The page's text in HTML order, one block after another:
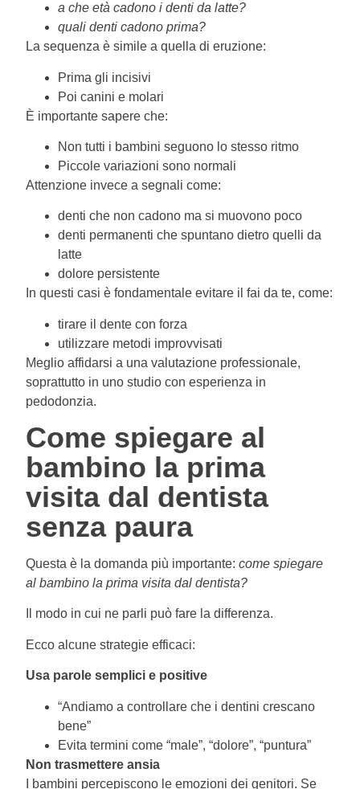
a che età cadono i denti da latte?
quali denti cadono prima?
La sequenza è simile a quella di eruzione:
Prima gli incisivi
Poi canini e molari
È importante sapere che:
Non tutti i bambini seguono lo stesso ritmo
Piccole variazioni sono normali
Attenzione invece a segnali come:
denti che non cadono ma si muovono poco
denti permanenti che spuntano dietro quelli da
latte
dolore persistente
In questi casi è fondamentale evitare il fai da te, come:
tirare il dente con forza
utilizzare metodi improvvisati
Meglio affidarsi a una valutazione professionale,
soprattutto in uno studio con esperienza in
pedodonzia.
Come spiegare al
bambino la prima
visita dal dentista
senza paura
Questa è la domanda più importante: come spiegare
al bambino la prima visita dal dentista?
Il modo in cui ne parli può fare la differenza.
Ecco alcune strategie efficaci:
Usa parole semplici e positive
“Andiamo a controllare che i dentini crescano
bene”
Evita termini come “male”, “dolore”, “puntura”
Non trasmettere ansia
I bambini percepiscono le emozioni dei genitori. Se